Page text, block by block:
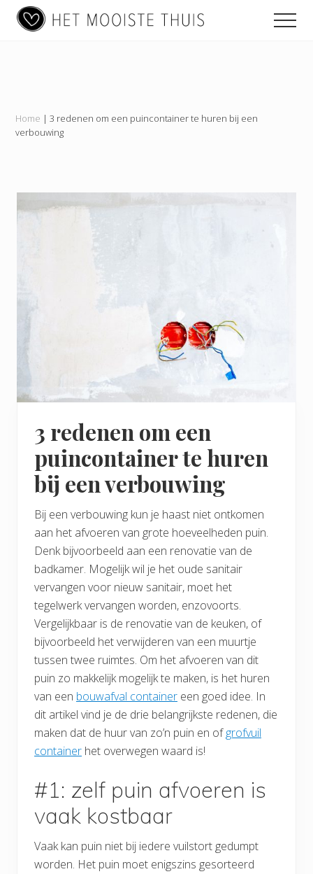
Menu
Skip
Skip
Skip
Main
navigation
Home |3 redenen om een puincontainer te huren bij een
verbouwing
3 redenen om een
puincontainer te huren
bij een verbouwing
Bij een verbouwing kun je haast niet ontkomen
aan het afvoeren van grote hoeveelheden puin.
Denk bijvoorbeeld aan een renovatie van de
badkamer. Mogelijk wil je het oude sanitair
vervangen voor nieuw sanitair, moet het
tegelwerk vervangen worden, enzovoorts.
Vergelijkbaar is de renovatie van de keuken, of
bijvoorbeeld het verwijderen van een muurtje
tussen twee ruimtes. Om het afvoeren van dit
puin zo makkelijk mogelijk te maken, is het huren
van een bouwafval container een goed idee. In
dit artikel vind je de drie belangrijkste redenen, die
maken dat de huur van zo’n puin en ofgrofvuil
container het overwegen waard is!
#1: zelf puin afvoeren is
vaak kostbaar
Vaak kan puin niet bij iedere vuilstort gedumpt
worden. Het puin moet enigszins gesorteerd